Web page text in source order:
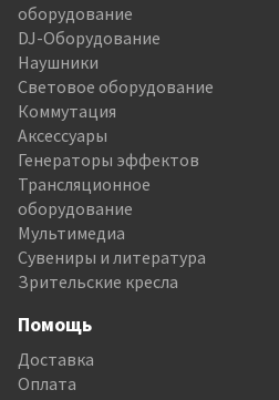
оборудование
DJ-Оборудование
Наушники
Световое оборудование
Коммутация
Аксессуары
Генераторы эффектов
Трансляционное
оборудование
Мультимедиа
Сувениры и литература
Зрительские кресла
Помощь
Доставка
Оплата